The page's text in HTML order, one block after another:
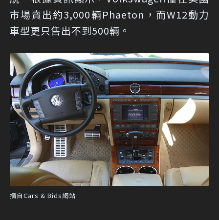
市場賣出約3,000輛Phaeton，而W12動力
車型更只售出不到500輛。
摘自Cars & Bids網站